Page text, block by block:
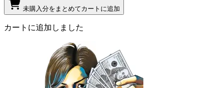
未購入分をまとめてカートに追加
カートに追加しました